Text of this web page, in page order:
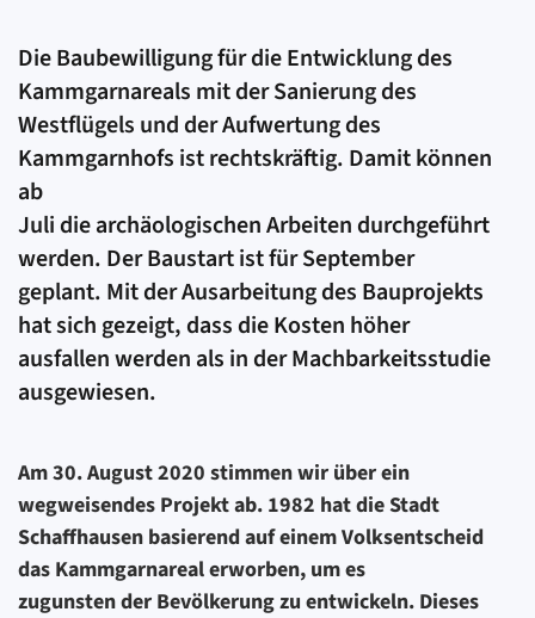
Die Baubewilligung für die Entwicklung des
Kammgarnareals mit der Sanierung des
Westflügels und der Aufwertung des
Kammgarnhofs ist rechtskräftig. Damit können
ab
Juli die archäologischen Arbeiten durchgeführt
werden. Der Baustart ist für September
geplant. Mit der Ausarbeitung des Bauprojekts
hat sich gezeigt, dass die Kosten höher
ausfallen werden als in der Machbarkeitsstudie
ausgewiesen.
Am 30. August 2020 stimmen wir über ein
wegweisendes Projekt ab. 1982 hat die Stadt
Schaffhausen basierend auf einem Volksentscheid
das Kammgarnareal erworben, um es
zugunsten der Bevölkerung zu entwickeln. Dieses